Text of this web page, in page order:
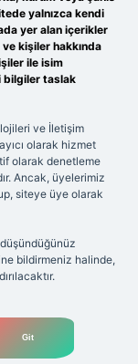
yalnızca kendi
yer alan içerikler
kişiler hakkında
ile isim
bilgiler taslak
ve İletişim
olarak hizmet
olarak denetleme
Ancak, üyelerimiz
siteye üye olarak
bildirmeniz halinde,